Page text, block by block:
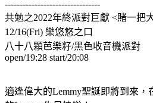
--------------------------------
共勉之2022年終派對巨獻 <賭一把
12/16(Fri) 樂悠悠之口
八十八顆芭樂籽/黑色收音機派對
open/19:28 start/20:08
適逢偉大的Lemmy聖誕即將到來，